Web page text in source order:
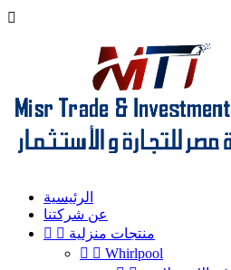

الرئيسية
عن شركتنا
  منتجات منزلية
  Whirlpool